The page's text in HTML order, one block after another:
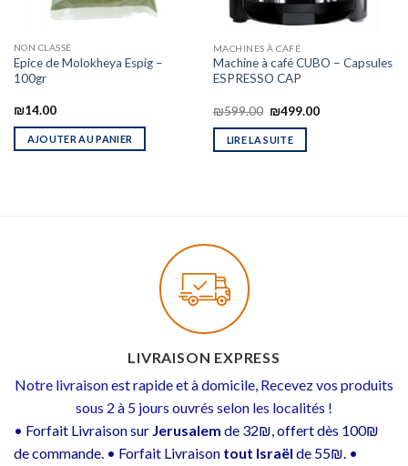
NON CLASSÉ
Epice de Molokheya Espig –
100gr
₪14.00
AJOUTER AU PANIER
MACHINES À CAFÉ
Machine à café CUBO – Capsules
ESPRESSO CAP
₪599.00 ₪499.00
LIRE LA SUITE
LIVRAISON EXPRESS
Notre livraison est rapide et à domicile, Recevez vos produits
sous 2 à 5 jours ouvrés selon les localités !
• Forfait Livraison sur Jerusalem de 32₪, offert dès 100₪
de commande. • Forfait Livraison tout Israël de 55₪. •